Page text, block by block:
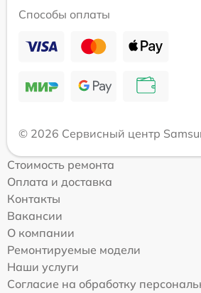
Способы оплаты
© 2026 Сервисный центр
Стоимость ремонта
Оплата и доставка
Контакты
Вакансии
О компании
Ремонтируемые модели
Наши услуги
Согласие на обработку